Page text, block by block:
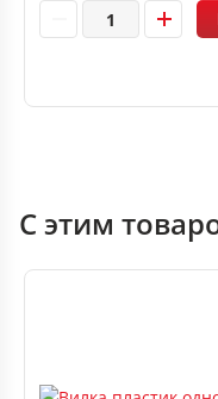
С этим